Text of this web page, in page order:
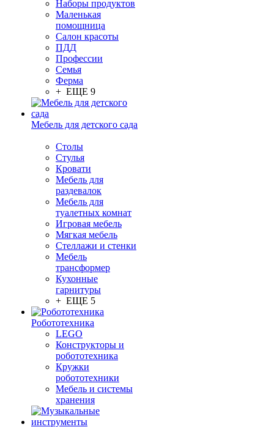
Наборы продуктов
Маленькая
помощница
Салон красоты
ПДД
Профессии
Семья
Ферма
+ ЕЩЕ 9
Мебель для детского сада
Столы
Cтулья
Кровати
Мебель для
раздевалок
Мебель для
туалетных комнат
Игровая мебель
Мягкая мебель
Стеллажи и стенки
Мебель
трансформер
Кухонные
гарнитуры
+ ЕЩЕ 5
Робототехника
LEGO
Конструкторы и
робототехника
Кружки
робототехники
Мебель и системы
хранения